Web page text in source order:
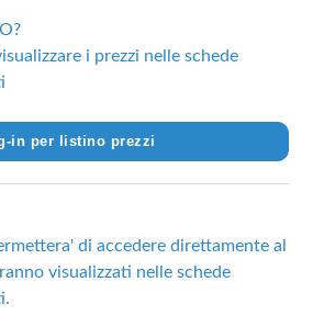
i prezzi nelle schede
in per listino prezzi
di accedere direttamente al
visualizzati nelle schede